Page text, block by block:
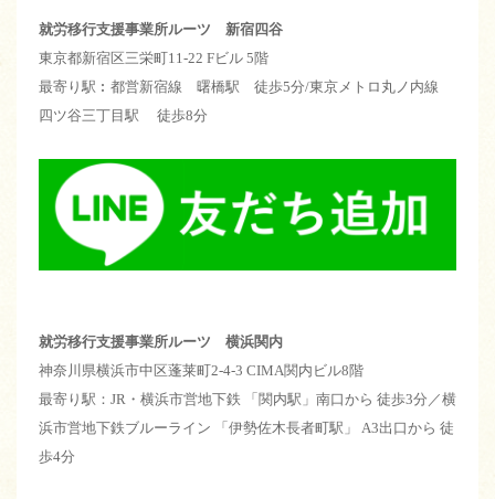
就労移行支援事業所ルーツ 新宿四谷
東京都新宿区三栄町11-22 Fビル 5階
最寄り駅︰都営新宿線 曙橋駅 徒歩5分/東京メトロ丸ノ内線
四ツ谷三丁目駅 徒歩8分
就労移行支援事業所ルーツ 横浜関内
神奈川県横浜市中区蓬莱町2-4-3 CIMA関内ビル8階
最寄り駅：JR・横浜市営地下鉄 「関内駅」南口から 徒歩3分／横
浜市営地下鉄ブルーライン 「伊勢佐木長者町駅」 A3出口から 徒
歩4分